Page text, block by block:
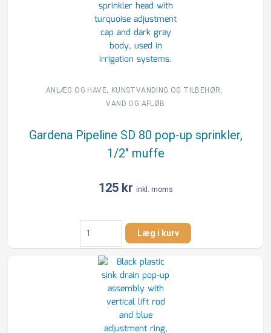
rektangular
antal
ANLÆG OG HAVE, KUNSTVANDING OG TILBEHØR,
VAND OG AFLØB
Gardena Pipeline SD 80 pop-up sprinkler,
1/2″ muffe
125 kr inkl. moms
Gardena
Pipeline
SD
sprinkler,
Læg i kurv